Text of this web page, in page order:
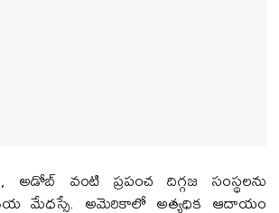
అడోబ్ వంటి ప్రపంచ దిగ్గజ సంస్థలను
మేధస్సే. అమెరికాలో అత్యధిక ఆదాయం